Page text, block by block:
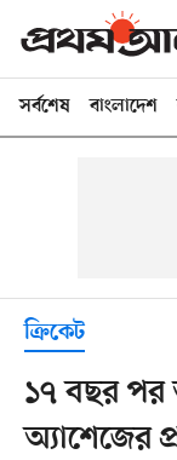
সর্বশেষ বাংলাদেশ
ক্রিকেট
১৭ বছর পর
অ্যাশেজের